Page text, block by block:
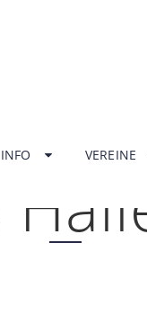
INFO VEREINE